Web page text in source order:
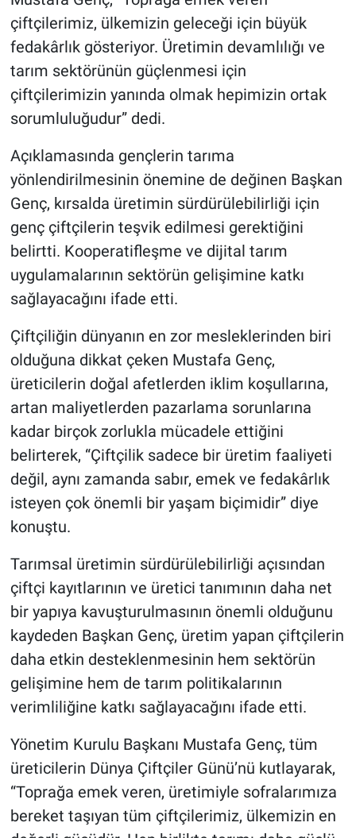
çiftçilerimiz, ülkemizin geleceği için büyük
fedakârlık gösteriyor. Üretimin devamlılığı ve
tarım sektörünün güçlenmesi için
çiftçilerimizin yanında olmak hepimizin ortak
sorumluluğudur” dedi.
Açıklamasında gençlerin tarıma
yönlendirilmesinin önemine de değinen Başkan
Genç, kırsalda üretimin sürdürülebilirliği için
genç çiftçilerin teşvik edilmesi gerektiğini
belirtti. Kooperatifleşme ve dijital tarım
uygulamalarının sektörün gelişimine katkı
sağlayacağını ifade etti.
Çiftçiliğin dünyanın en zor mesleklerinden biri
olduğuna dikkat çeken Mustafa Genç,
üreticilerin doğal afetlerden iklim koşullarına,
artan maliyetlerden pazarlama sorunlarına
kadar birçok zorlukla mücadele ettiğini
belirterek, “Çiftçilik sadece bir üretim faaliyeti
değil, aynı zamanda sabır, emek ve fedakârlık
isteyen çok önemli bir yaşam biçimidir” diye
konuştu.
Tarımsal üretimin sürdürülebilirliği açısından
çiftçi kayıtlarının ve üretici tanımının daha net
bir yapıya kavuşturulmasının önemli olduğunu
kaydeden Başkan Genç, üretim yapan çiftçilerin
daha etkin desteklenmesinin hem sektörün
gelişimine hem de tarım politikalarının
verimliliğine katkı sağlayacağını ifade etti.
Yönetim Kurulu Başkanı Mustafa Genç, tüm
üreticilerin Dünya Çiftçiler Günü’nü kutlayarak,
“Toprağa emek veren, üretimiyle sofralarımıza
bereket taşıyan tüm çiftçilerimiz, ülkemizin en